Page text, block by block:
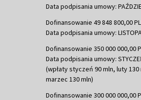
Data podpisania umowy:
Dofinansowanie 49 848 800,00
Data podpisania umowy:
Dofinansowanie 350 000 000,00
Data podpisania umowy:
(wpłaty styczeń 90 mln, luty 130
marzec 130 mln)
Dofinansowanie 300 000 000,00